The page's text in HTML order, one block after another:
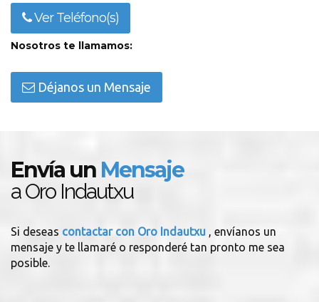
Ver Teléfono(s)
Nosotros te llamamos:
Déjanos un Mensaje
Envía un Mensaje
a Oro Indautxu
Si deseas contactar con Oro Indautxu , envíanos un
mensaje y te llamaré o responderé tan pronto me sea
posible.